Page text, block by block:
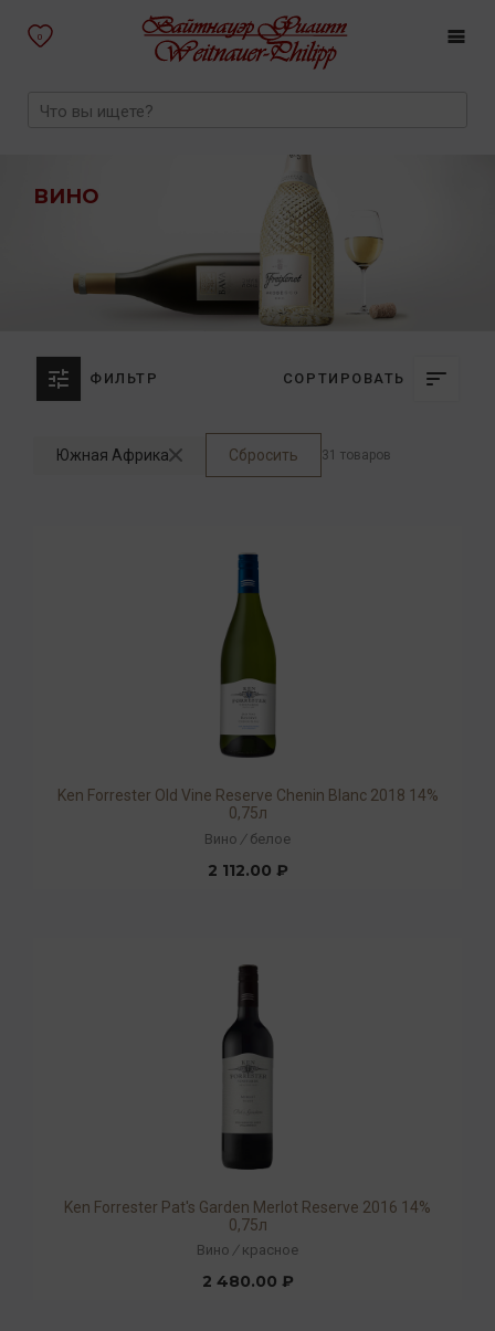
0
ВИНО
ФИЛЬТР СОРТИРОВАТЬ
Южная Африка Сбросить 31 товаров
Ken Forrester Old Vine Reserve Chenin Blanc 2018 14%
0,75л
Вино / белое
2 112.00 ₽
Ken Forrester Pat's Garden Merlot Reserve 2016 14%
0,75л
Вино / красное
2 480.00 ₽